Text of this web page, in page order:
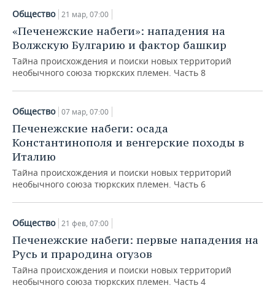
Общество 21 мар, 07:00
«Печенежские набеги»: нападения на
Волжскую Булгарию и фактор башкир
Тайна происхождения и поиски новых территорий
необычного союза тюркских племен. Часть 8
Общество 07 мар, 07:00
Печенежские набеги: осада
Константинополя и венгерские походы в
Италию
Тайна происхождения и поиски новых территорий
необычного союза тюркских племен. Часть 6
Общество 21 фев, 07:00
Печенежские набеги: первые нападения на
Русь и прародина огузов
Тайна происхождения и поиски новых территорий
необычного союза тюркских племен. Часть 4